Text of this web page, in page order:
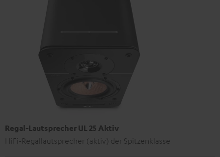
Regal-Lautsprecher UL 25 Aktiv
HiFi-Regallautsprecher (aktiv) der Spitzenklasse